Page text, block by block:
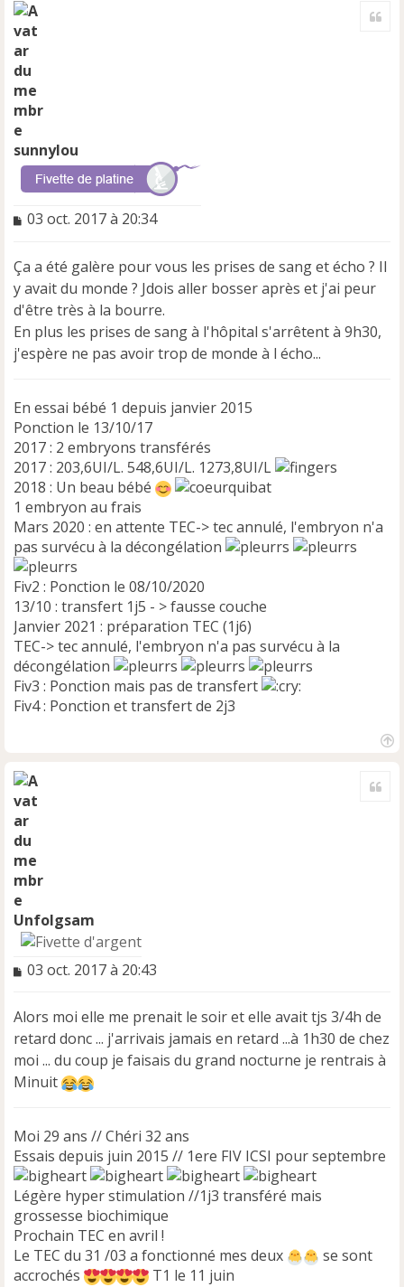
sunnylou
M
s
a
g
e
n
o
u
03 oct. 2017 à 20:34
Ça a été galère pour vous les prises de sang et écho ? Il
y avait du monde ? Jdois aller bosser après et j'ai peur
d'être très à la bourre.
En plus les prises de sang à l'hôpital s'arrêtent à 9h30,
j'espère ne pas avoir trop de monde à l écho...
En essai bébé 1 depuis janvier 2015
Ponction le 13/10/17
2017 : 2 embryons transférés
2017 : 203,6UI/L. 548,6UI/L. 1273,8UI/L
2018 : Un beau bébé
1 embryon au frais
Mars 2020 : en attente TEC-> tec annulé, l'embryon n'a
pas survécu à la décongélation
Fiv2 : Ponction le 08/10/2020
13/10 : transfert 1j5 - > fausse couche
Janvier 2021 : préparation TEC (1j6)
TEC-> tec annulé, l'embryon n'a pas survécu à la
décongélation
Fiv3 : Ponction mais pas de transfert
Fiv4 : Ponction et transfert de 2j3
Unfolgsam
M
s
a
g
e
n
l
u
03 oct. 2017 à 20:43
Alors moi elle me prenait le soir et elle avait tjs 3/4h de
retard donc ... j'arrivais jamais en retard ...à 1h30 de chez
moi ... du coup je faisais du grand nocturne je rentrais à
Minuit
Moi 29 ans // Chéri 32 ans
Essais depuis juin 2015 // 1ere FIV ICSI pour septembre
Légère hyper stimulation //1j3 transféré mais
grossesse biochimique
Prochain TEC en avril !
Le TEC du 31 /03 a fonctionné mes deux
se sont
accrochés
T1 le 11 juin